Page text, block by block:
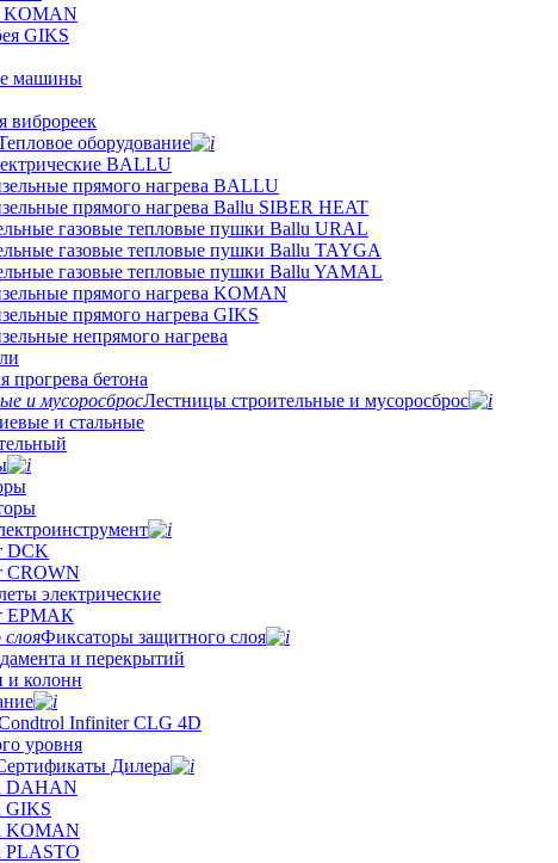
KOMAN
GIKS
машины
виброреек
оборудование
BALLU
прямого нагрева BALLU
прямого нагрева Ballu SIBER HEAT
газовые тепловые пушки Ballu URAL
газовые тепловые пушки Ballu TAYGA
газовые тепловые пушки Ballu YAMAL
прямого нагрева KOMAN
прямого нагрева GIKS
непрямого нагрева
прогрева бетона
Лестницы строительные и мусоросброс
и стальные
DCK
CROWN
электрические
ЕРМАК
Фиксаторы защитного слоя
и перекрытий
и колонн
Infiniter CLG 4D
уровня
Дилера
DAHAN
GIKS
KOMAN
PLASTO